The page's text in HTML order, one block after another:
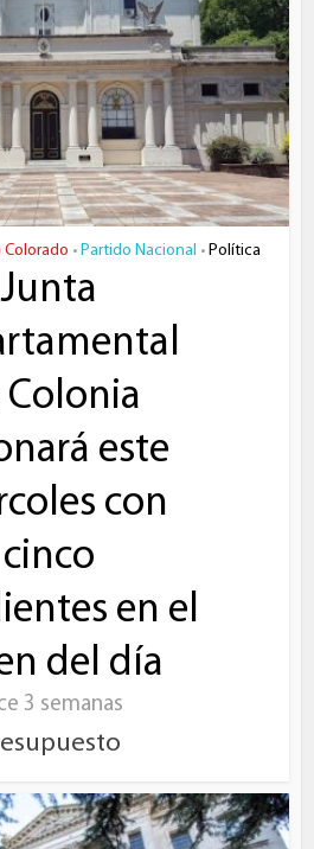
Colorado • Partido Nacional • Política
Junta
Colonia
este
con
cinco
en el
del día
3 semanas